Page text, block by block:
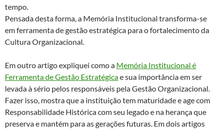
tempo.
Pensada desta forma, a Memória Institucional transforma-se
em ferramenta de gestão estratégica para o fortalecimento da
Cultura Organizacional.
Em outro artigo expliquei como a Memória Institucional é
Ferramenta de Gestão Estratégicae sua importância em ser
levada à sério pelos responsáveis pela Gestão Organizacional.
Fazer isso, mostra que a instituição tem maturidade e age com
Responsabilidade Histórica com seu legado e na herança que
preserva e mantém para as gerações futuras. Em dois artigos